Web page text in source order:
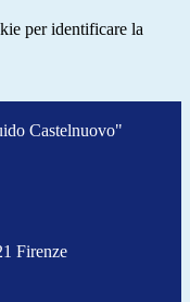
per identificare la
Castelnuovo"
Firenze